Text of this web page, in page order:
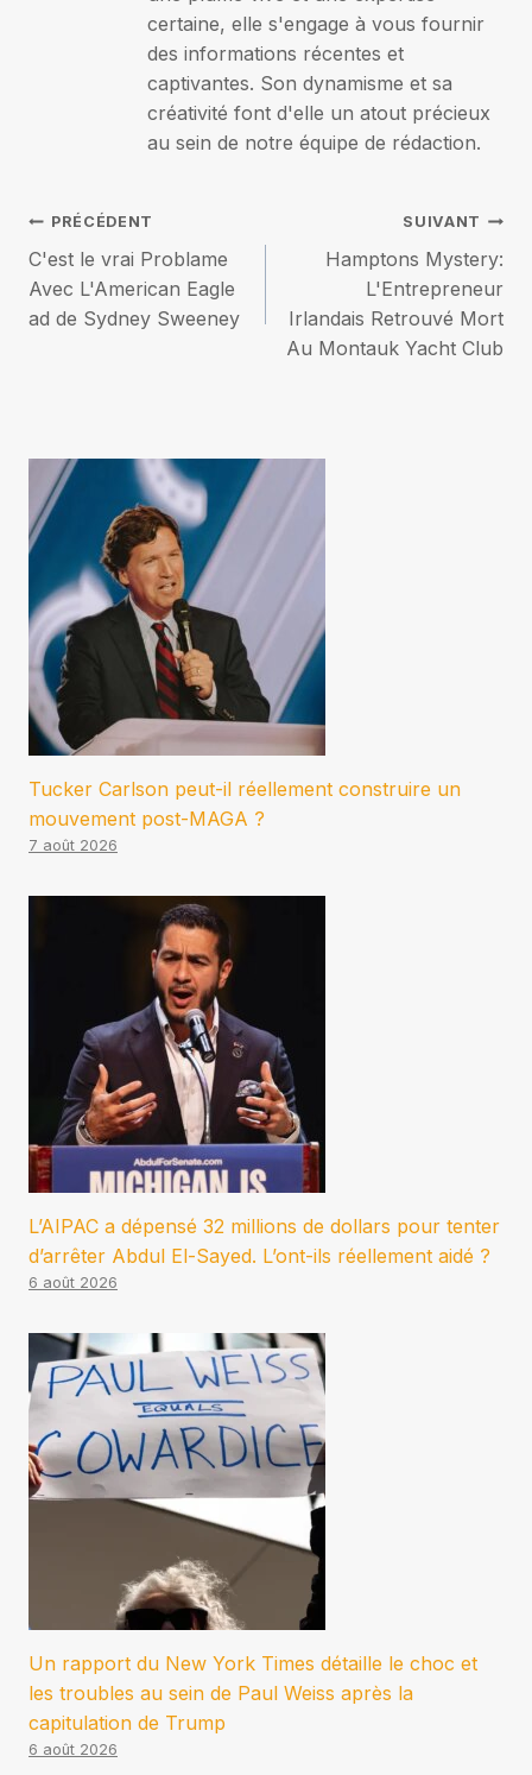
certaine, elle s'engage à vous fournir
des informations récentes et
captivantes. Son dynamisme et sa
créativité font d'elle un atout précieux
au sein de notre équipe de rédaction.
Navigation
de
l’article
PRÉCÉDENT
C'est le vrai Problame
Avec L'American Eagle
ad de Sydney Sweeney
SUIVANT
Hamptons Mystery:
L'Entrepreneur
Irlandais Retrouvé Mort
Au Montauk Yacht Club
Tucker Carlson peut-il réellement construire un
mouvement post-MAGA ?
7 août 2026
L’AIPAC a dépensé 32 millions de dollars pour tenter
d’arrêter Abdul El-Sayed. L’ont-ils réellement aidé ?
6 août 2026
Un rapport du New York Times détaille le choc et
les troubles au sein de Paul Weiss après la
capitulation de Trump
6 août 2026